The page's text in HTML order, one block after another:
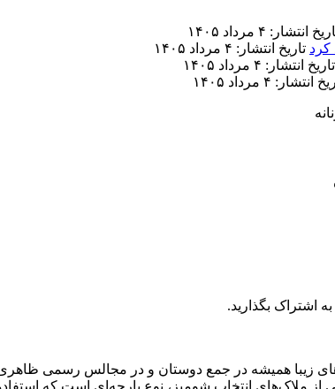
انتشار: ۴ مرداد ۱۴۰۵
کرد تاریخ انتشار: ۴ مرداد ۱۴۰۵
تاریخ انتشار: ۴ مرداد ۱۴۰۵
انتشار: ۴ مرداد ۱۴۰۵
اشتراک بگذارید.
زیبا همیشه در جمع دوستان و در مجالس رسمی
از ملاک‌های انتخاب شومیز، نوع پارچه‌ای است که